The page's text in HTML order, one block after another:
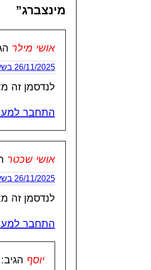
מינצברג”
אושי מילר
26/11/2025 בשעה 13:28:54
לנדסמן זה
התחבר
אושי שכטר
26/11/2025 בשעה 13:29:15
לנדסמן זה
התחבר
יוסף הגיב: